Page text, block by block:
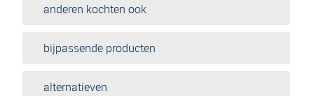
anderen kochten ook
bijpassende producten
alternatieven